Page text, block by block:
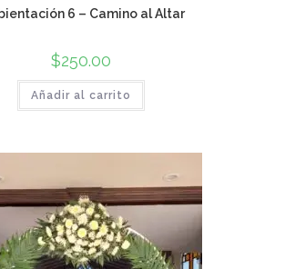
6 – Camino al Altar
$250.00
Añadir al carrito